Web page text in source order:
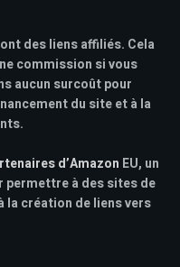
des liens affiliés. Cela
commission si vous
aucun surcoût pour
du site et à la
d’Amazon EU, un
permettre à des sites de
la création de liens vers